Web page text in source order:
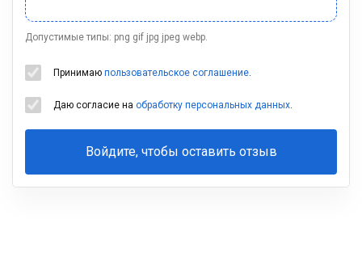
Допустимые типы: png gif jpg jpeg webp.
Принимаю пользовательское соглашение.
Даю согласие на обработку персональных данных.
Войдите, чтобы оставить отзыв
Ваша